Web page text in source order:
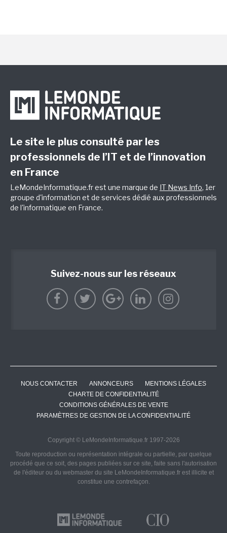
Le site le plus consulté par les
professionnels de l’IT et de l’innovation
en France
LeMondeInformatique.fr est une marque de IT News Info, 1er
groupe d'information et de services dédié aux professionnels
de l'informatique en France.
Suivez-nous sur les réseaux
NOUS CONTACTER ANNONCEURS
MENTIONS LÉGALES
CHARTE DE CONFIDENTIALITÉ
CONDITIONS GÉNÉRALES DE VENTE
PARAMÈTRES DE GESTION DE LA CONFIDENTIALITÉ
Copyright © LeMondeInformatique.fr 1997-2026
Toute reproduction ou représentation intégrale ou partielle, par quelque
procédé que ce soit, des pages publiées sur ce site, faite sans l'autorisation
de l'éditeur ou du webmaster du site LeMondeInformatique.fr est illicite et
constitue une contrefaçon.